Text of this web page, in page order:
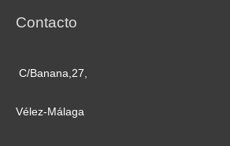
Contacto
C/Banana,27,
Vélez-Málaga